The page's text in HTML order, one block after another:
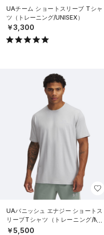
UAチーム ショートスリーブ Tシャ
ツ（トレーニング/UNISEX）
￥3,300
UAバニッシュ エナジー ショートス
リーブTシャツ（トレーニング/ME
N）
￥5,500